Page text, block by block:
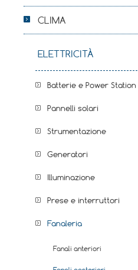
CLIMA
ELETTRICITÀ
Batterie e Power Station
Pannelli solari
Strumentazione
Generatori
Illuminazione
Prese e interruttori
Fanaleria
Fanali anteriori